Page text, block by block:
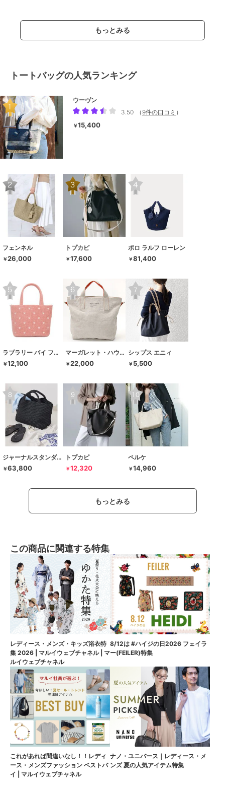
もっとみる
トートバッグの人気ランキング
ウーヴン
3.50
（ 9件の口コミ ）
￥15,400
フェンネル
￥26,000
トプカピ
￥17,600
ポロ ラルフ ローレン
￥81,400
ラブラリー バイ フェイラー
￥12,100
マーガレット・ハウエル アイデア
￥22,000
シップス エニィ
￥ 5,500
ジャーナルスタンダード レサージュ
￥63,800
トプカピ
￥12,320
ペルケ
￥14,960
もっとみる
この商品に関連する特集
レディース・メンズ・キッズ浴衣特
集 2026 | マルイウェブチャネル | マ
ルイウェブチャネル
8/12は #ハイジの日2026 フェイラ
ー(FEILER)特集
これがあれば間違いなし！！レディ
ース・メンズファッション ベストバ
イ | マルイウェブチャネル
ナノ・ユニバース｜レディース・メ
ンズ 夏の人気アイテム特集